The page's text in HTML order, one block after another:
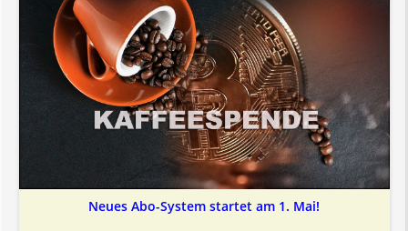
Neues Abo-System startet am 1. Mai!